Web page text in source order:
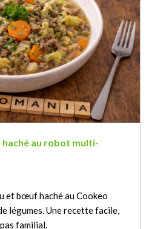
au robot multi-
et bœuf haché au Cookeo
légumes. Une recette facile,
familial.